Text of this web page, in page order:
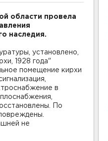
области провела
наследия.
установлено,
1928 года"
помещение кирхи
в
По
не